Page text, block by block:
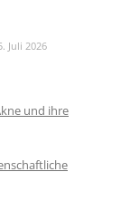
Juli 2026
und ihre